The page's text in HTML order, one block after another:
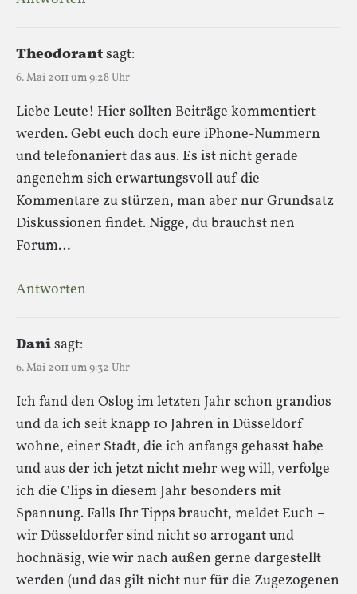
Theodorantsagt:
6. Mai 2011 um 9:28 Uhr
Liebe Leute! Hier sollten Beiträge kommentiert
werden. Gebt euch doch eure iPhone-Nummern
und telefonaniert das aus. Es ist nicht gerade
angenehm sich erwartungsvoll auf die
Kommentare zu stürzen, man aber nur Grundsatz
Diskussionen findet. Nigge, du brauchst nen
Forum…
Antworten
Danisagt:
6. Mai 2011 um 9:32 Uhr
Ich fand den Oslog im letzten Jahr schon grandios
und da ich seit knapp 10 Jahren in Düsseldorf
wohne, einer Stadt, die ich anfangs gehasst habe
und aus der ich jetzt nicht mehr weg will, verfolge
ich die Clips in diesem Jahr besonders mit
Spannung. Falls Ihr Tipps braucht, meldet Euch –
wir Düsseldorfer sind nicht so arrogant und
hochnäsig, wie wir nach außen gerne dargestellt
werden (und das gilt nicht nur für die Zugezogenen